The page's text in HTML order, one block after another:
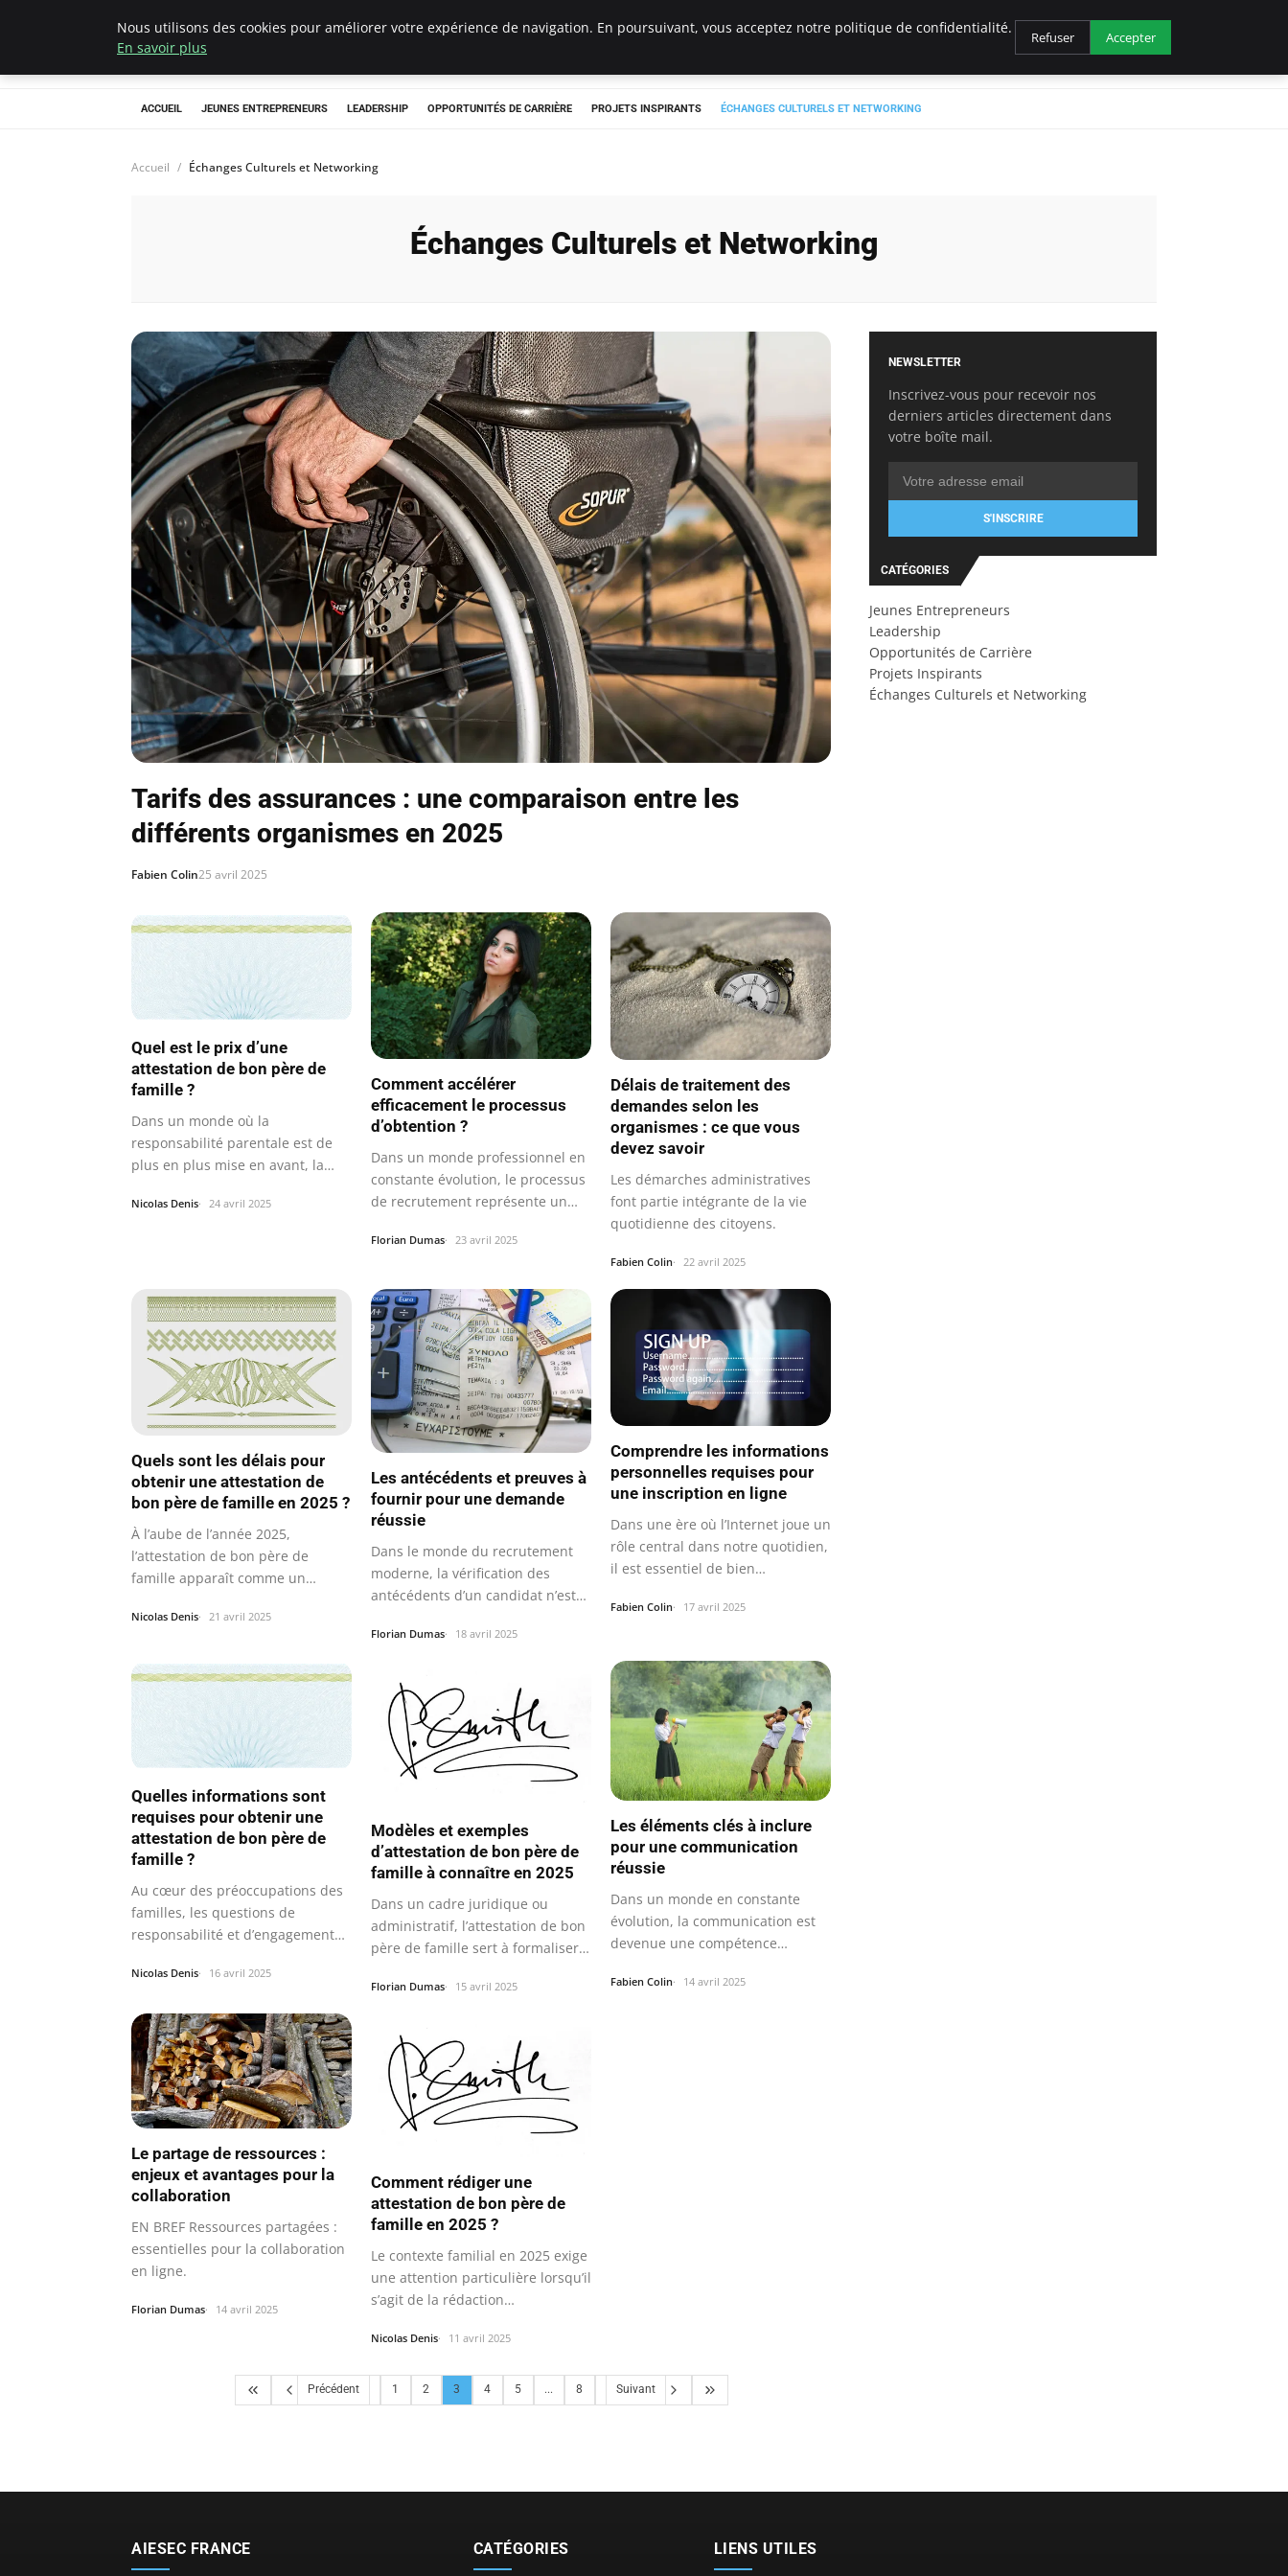
AIESEC France
ACCUEIL JEUNES ENTREPRENEURS LEADERSHIP OPPORTUNITÉS DE CARRIÈRE PROJETS INSPIRANTS ÉCHANGES CULTURELS ET NETWORKING
Accueil Échanges Culturels et Networking
Échanges Culturels et Networking
Tarifs des assurances : une comparaison entre les
différents organismes en 2025
Fabien Colin25 avril 2025
Quel est le prix d’une
attestation de bon père de
famille ?
Dans un monde où la
responsabilité parentale est de
plus en plus mise en avant, la
Nicolas Denis 24 avril 2025
Comment accélérer
efficacement le processus
d’obtention ?
Dans un monde professionnel en
constante évolution, le processus
de recrutement représente un
Florian Dumas 23 avril 2025
Délais de traitement des
demandes selon les
organismes : ce que vous
devez savoir
Les démarches administratives
font partie intégrante de la vie
quotidienne des citoyens.
Fabien Colin 22 avril 2025
Quels sont les délais pour
obtenir une attestation de
bon père de famille en 2025 ?
À l’aube de l’année 2025,
l’attestation de bon père de
famille apparaît comme un
Nicolas Denis 21 avril 2025
Les antécédents et preuves à
fournir pour une demande
réussie
Dans le monde du recrutement
moderne, la vérification des
antécédents d’un candidat n’est
Florian Dumas 18 avril 2025
Comprendre les informations
personnelles requises pour
une inscription en ligne
Dans une ère où l’Internet joue un
rôle central dans notre quotidien,
il est essentiel de bien…
Fabien Colin 17 avril 2025
Quelles informations sont
requises pour obtenir une
attestation de bon père de
famille ?
Au cœur des préoccupations des
familles, les questions de
responsabilité et d’engagement…
Nicolas Denis 16 avril 2025
Modèles et exemples
d’attestation de bon père de
famille à connaître en 2025
Dans un cadre juridique ou
administratif, l’attestation de bon
père de famille sert à formaliser
Florian Dumas 15 avril 2025
Les éléments clés à inclure
pour une communication
réussie
Dans un monde en constante
évolution, la communication est
devenue une compétence
Fabien Colin 14 avril 2025
Le partage de ressources :
enjeux et avantages pour la
collaboration
EN BREF Ressources partagées :
essentielles pour la collaboration
en ligne.
Florian Dumas 14 avril 2025
Comment rédiger une
attestation de bon père de
famille en 2025 ?
Le contexte familial en 2025 exige
une attention particulière lorsqu’il
s’agit de la rédaction…
Nicolas Denis 11 avril 2025
Précédent 1 2 3 4 5 ... 8 Suivant
NEWSLETTER
Inscrivez-vous pour recevoir nos
derniers articles directement dans
votre boîte mail.
S'INSCRIRE
CATÉGORIES
Jeunes Entrepreneurs
Leadership
Opportunités de Carrière
Projets Inspirants
Échanges Culturels et Networking
AIESEC FRANCE CATÉGORIES LIENS UTILES
Nous utilisons des cookies pour améliorer votre expérience de navigation. En poursuivant, vous acceptez notre politique de confidentialité.
En savoir plus
Refuser Accepter